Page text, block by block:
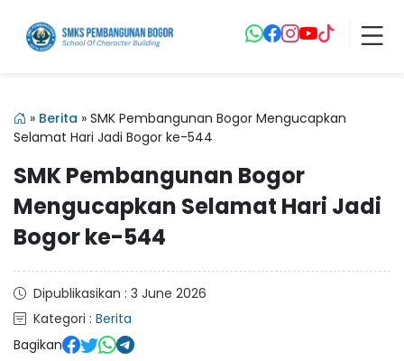
» Berita » SMK Pembangunan Bogor Mengucapkan
Selamat Hari Jadi Bogor ke-544
SMK Pembangunan Bogor
Mengucapkan Selamat Hari Jadi
Bogor ke-544
Dipublikasikan : 3 June 2026
Kategori : Berita
Bagikan